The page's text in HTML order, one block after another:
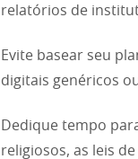
relatórios de
Evite basear seu
digitais genéricos
Dedique tempo
religiosos, as leis